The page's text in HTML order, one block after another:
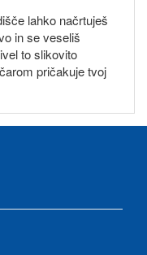
lahko načrtuješ
in se veseliš
to slikovito
pričakuje tvoj